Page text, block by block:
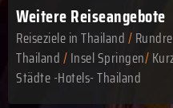
Weitere Reiseangebote
Reiseziele in Thailand/
Thailand/Insel Springen/
Städte -Hotels- Thailand